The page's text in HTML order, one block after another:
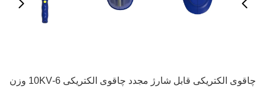
چاقوی الکتریکی قابل شارژ مجدد چاقوی الکتریکی 6-10KV وزن